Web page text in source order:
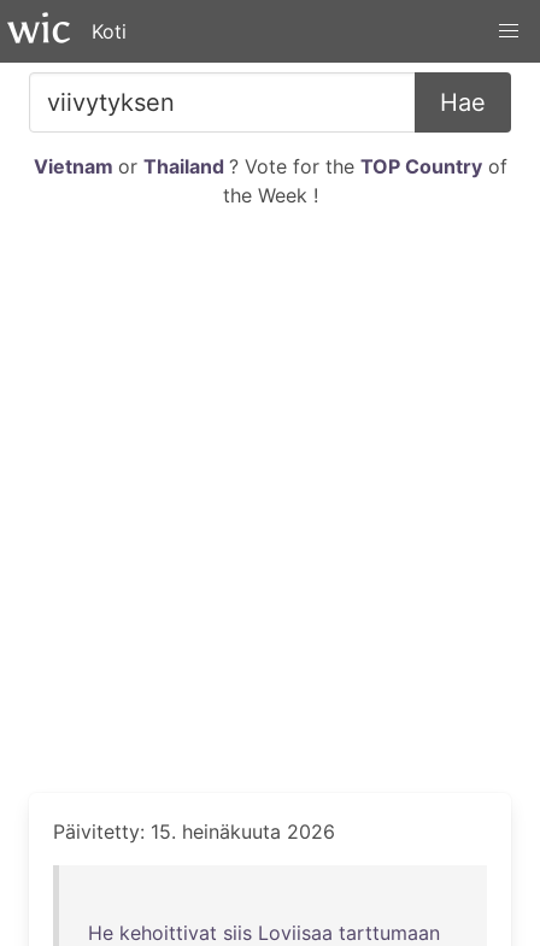
Koti
Hae
Vietnam or Thailand ? Vote for the TOP Countryof
the Week !
Päivitetty: 15. heinäkuuta 2026
He kehoittivat siis Loviisaa tarttumaan